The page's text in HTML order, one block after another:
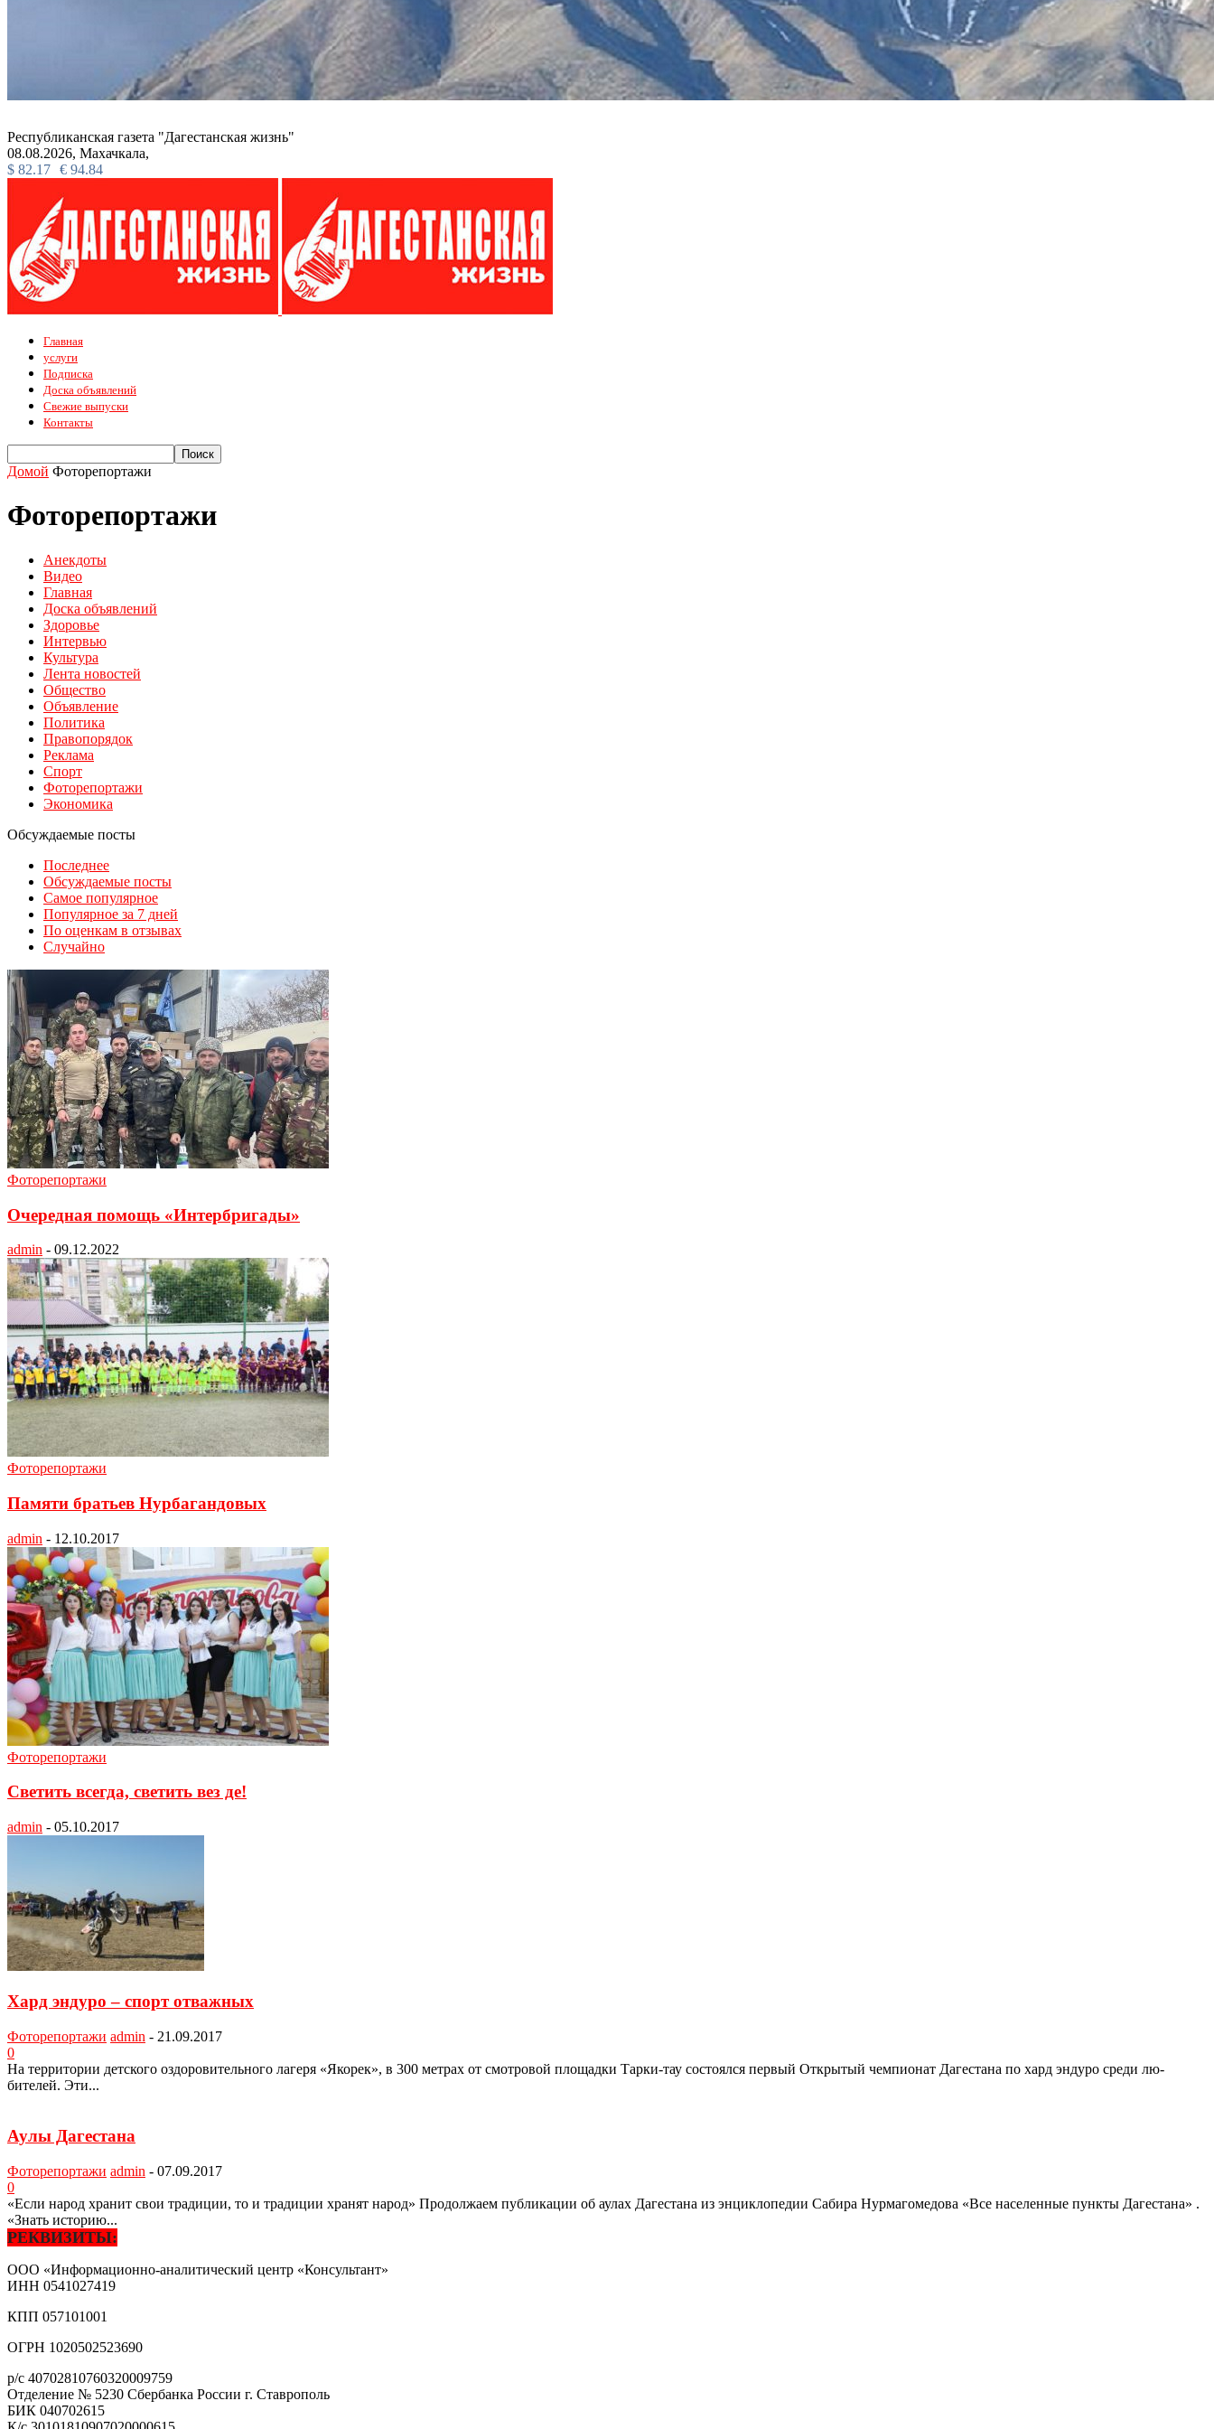
Республиканская газета "Дагестанская жизнь"
08.08.2026, Махачкала,
$ 82.17 € 94.84
Главная
услуги
Подписка
Доска объявлений
Свежие выпуски
Контакты
Домой Фоторепортажи
Фоторепортажи
Анекдоты
Видео
Главная
Доска объявлений
Здоровье
Интервью
Культура
Лента новостей
Общество
Объявление
Политика
Правопорядок
Реклама
Спорт
Фоторепортажи
Экономика
Обсуждаемые посты
Последнее
Обсуждаемые посты
Самое популярное
Популярное за 7 дней
По оценкам в отзывах
Случайно
Фоторепортажи
Очередная помощь «Интербригады»
admin - 09.12.2022
Фоторепортажи
Памяти братьев Нурбагандовых
admin - 12.10.2017
Фоторепортажи
Светить всегда, светить вез де!
admin - 05.10.2017
Хард эндуро – спорт отважных
Фоторепортажи admin - 21.09.2017
0
На территории детского оздорови­тельного лагеря «Якорек», в 300 метрах от смотровой площадки Тарки-тау со­стоялся первый Открытый чемпионат Дагестана по хард эндуро среди лю­
бителей. Эти...
Аулы Дагестана
Фоторепортажи admin - 07.09.2017
0
«Если народ хранит свои традиции, то и традиции хранят народ» Продолжаем публикации об аулах Дагестана из энциклопедии Сабира Нурмагомедова «Все населенные пункты Дагестана» .
«Знать историю...
РЕКВИЗИТЫ:
ООО «Информационно-аналитический центр «Консультант»
ИНН 0541027419
КПП 057101001
ОГРН 1020502523690
р/с 40702810760320009759
Отделение № 5230 Сбербанка России г. Ставрополь
БИК 040702615